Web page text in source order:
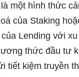
một hình thức
của Staking
Lending với
thức đầu tư
tiết kiệm truyền